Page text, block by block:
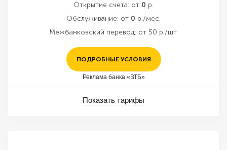
Открытие счета: от 0 р.
Обслуживание: от 0 р./мес.
Межбанковский перевод: от 50 р./шт.
ПОДРОБНЫЕ УСЛОВИЯ
Реклама банка «ВТБ»
Показать тарифы